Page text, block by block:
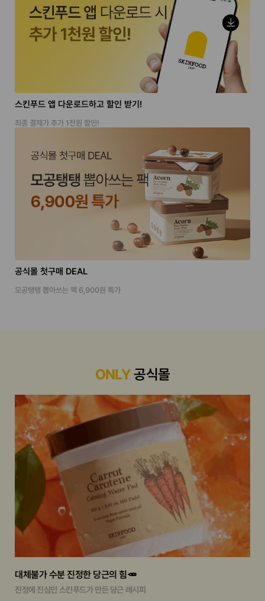
스킨푸드 앱 다운로드하고 할인 받기!
최종 결제가 추가 1천원 할인!
공식몰 첫구매 DEAL
모공탱탱 뽑아쓰는 팩 6,900원 특가
ONLY공식몰
대체불가 수분 진정한 당근의 힘🥕
진정에 진심인 스킨푸드가 만든 당근 레시피